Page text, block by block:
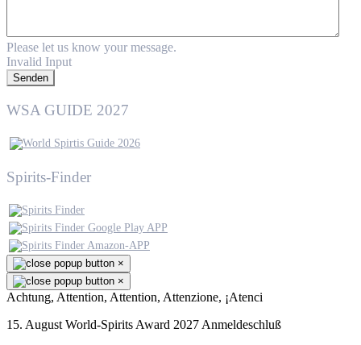
Please let us know your message.
Invalid Input
Senden
WSA GUIDE 2027
Spirits-Finder
×
×
Achtung, Attention, Attention, Attenzione, ¡Atenci
15. August World-Spirits Award 2027 Anmeldeschluß